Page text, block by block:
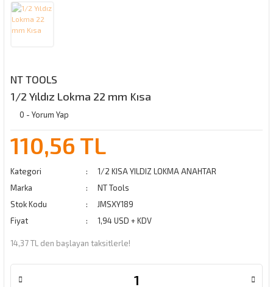
NT TOOLS
1/2 Yıldız Lokma 22 mm Kısa
0 - Yorum Yap
110,56 TL
Kategori
1/2 KISA YILDIZ LOKMA ANAHTAR
Marka
NT Tools
Stok Kodu
JMSXY189
Fiyat
1,94 USD + KDV
14,37 TL den başlayan taksitlerle!